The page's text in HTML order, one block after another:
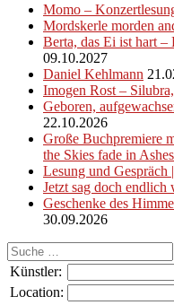
Momo –
Mordskerle morden
Berta, das Ei ist hart
09.10.2027
Daniel Kehlmann
Imogen Rost –
Geboren,
22.10.2026
Große Buchpremiere
the Skies fade in
Lesung und
Jetzt sag doch
Geschenke des
30.09.2026
Suche
nach:
Künstler:
Location: